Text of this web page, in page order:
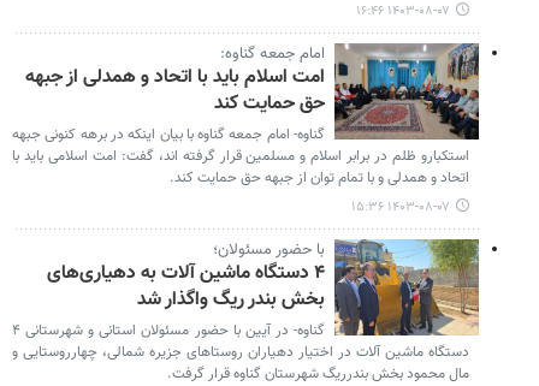
۱۴۰۳-۰۸-۰۷ ۱۶:۴۶
امام جمعه گناوه:
امت اسلام باید با اتحاد و همدلی از جبهه
حق حمایت کند
گناوه- امام جمعه گناوه با بیان اینکه در برهه کنونی جبهه
استکبارو ظلم در برابر اسلام و مسلمین قرار گرفته اند، گفت: امت اسلامی باید با
اتحاد و همدلی و با تمام توان از جبهه حق حمایت کند.
۱۴۰۳-۰۸-۰۷ ۱۵:۳۶
با حضور مسئولان؛
۴ دستگاه ماشین آلات به دهیاری‌های
بخش بندر ریگ واگذار شد
گناوه- در آیین با حضور مسئولان استانی و شهرستانی ۴
دستگاه ماشین آلات در اختیار دهیاران روستاهای جزیره شمالی، چهارروستایی و
مال محمود بخش بندرریگ شهرستان گناوه قرار گرفت.